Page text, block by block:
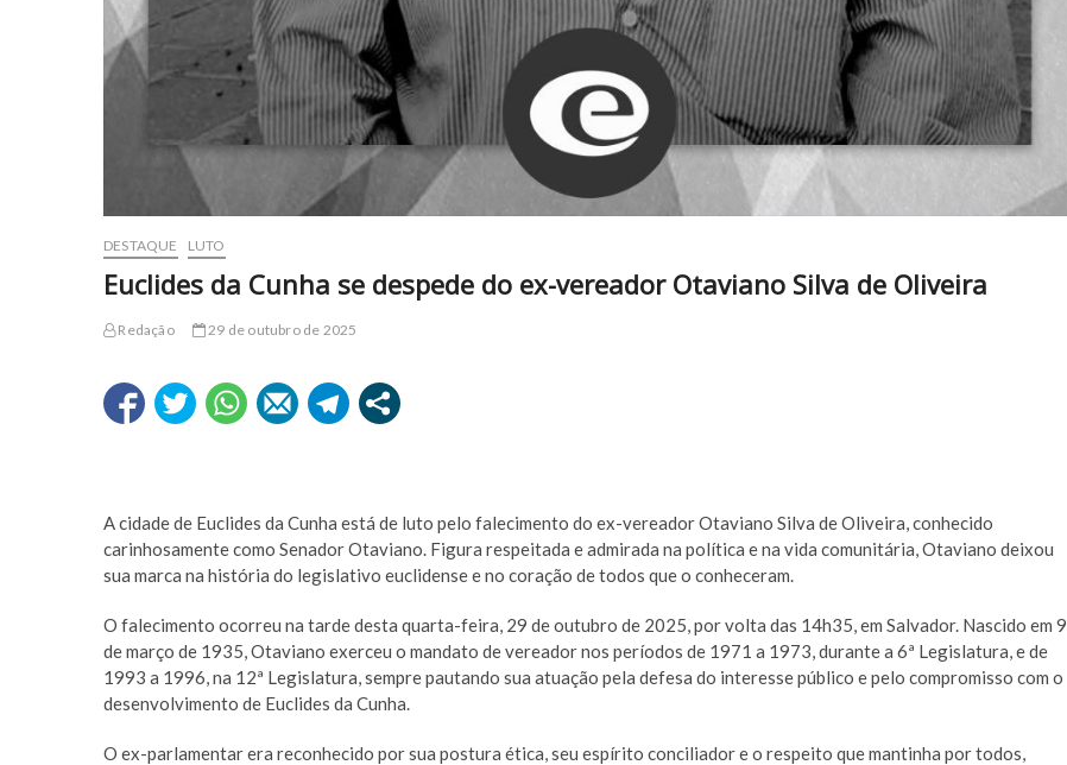
DESTAQUE LUTO
Euclides da Cunha se despede do ex-vereador Otaviano Silva de Oliveira
Redação 29 de outubro de 2025
A cidade de Euclides da Cunha está de luto pelo falecimento do ex-vereador Otaviano Silva de Oliveira, conhecido
carinhosamente como Senador Otaviano. Figura respeitada e admirada na política e na vida comunitária, Otaviano deixou
sua marca na história do legislativo euclidense e no coração de todos que o conheceram.
O falecimento ocorreu na tarde desta quarta-feira, 29 de outubro de 2025, por volta das 14h35, em Salvador. Nascido em 9
de março de 1935, Otaviano exerceu o mandato de vereador nos períodos de 1971 a 1973, durante a 6ª Legislatura, e de
1993 a 1996, na 12ª Legislatura, sempre pautando sua atuação pela defesa do interesse público e pelo compromisso com o
desenvolvimento de Euclides da Cunha.
O ex-parlamentar era reconhecido por sua postura ética, seu espírito conciliador e o respeito que mantinha por todos,